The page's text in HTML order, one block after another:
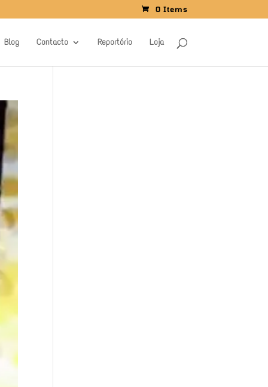
0 Items
Blog Contacto Reportório Loja